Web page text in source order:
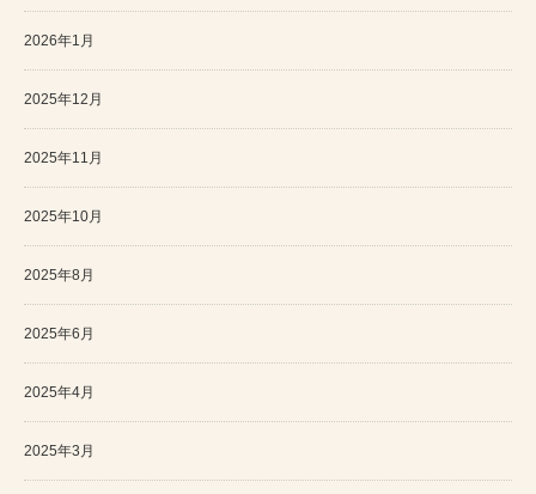
2026年1月
2025年12月
2025年11月
2025年10月
2025年8月
2025年6月
2025年4月
2025年3月